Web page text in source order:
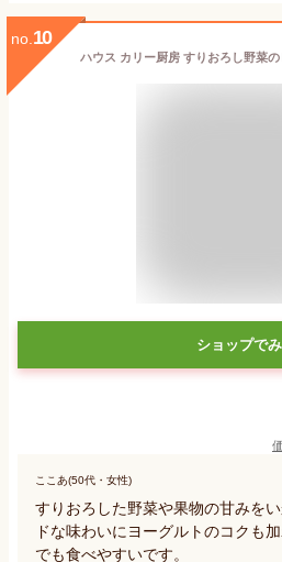
no. 10
ショップで
ここあ(50代・女性)
すりおろした野菜や果物の甘みを
ドな味わいにヨーグルトのコクも
でも食べやすいです。